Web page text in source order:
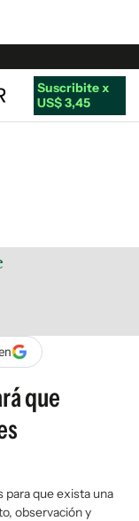
Suscribite x
US$ 3,45
que
para que exista una
observación y